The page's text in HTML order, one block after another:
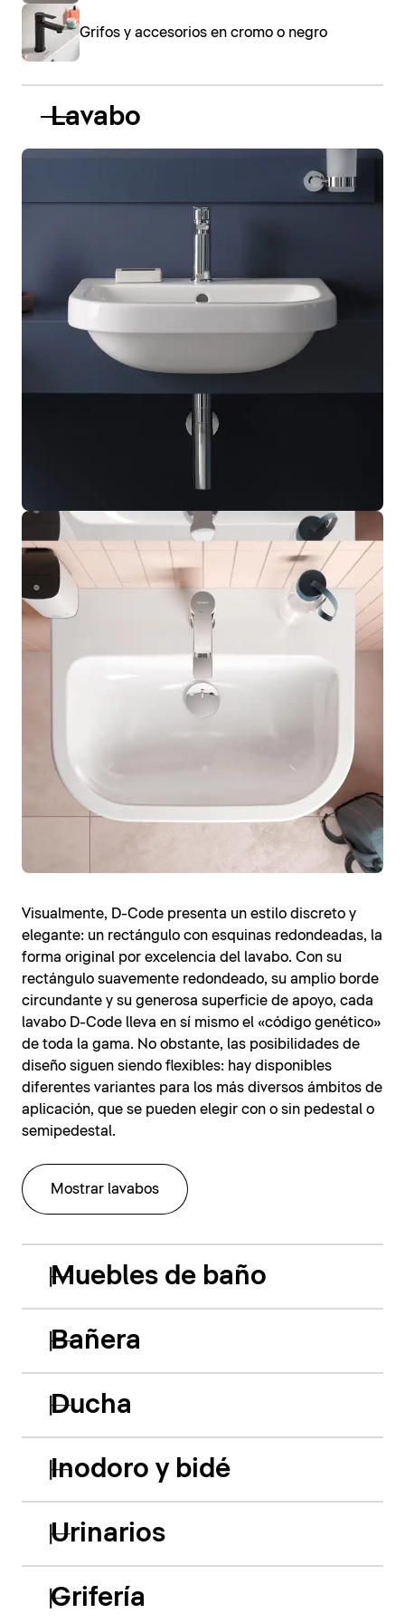
Grifos y accesorios en cromo o negro
Lavabo
Visualmente, D-Code presenta un estilo discreto y
elegante: un rectángulo con esquinas redondeadas, la
forma original por excelencia del lavabo. Con su
rectángulo suavemente redondeado, su amplio borde
circundante y su generosa superficie de apoyo, cada
lavabo D-Code lleva en sí mismo el «código genético»
de toda la gama. No obstante, las posibilidades de
diseño siguen siendo flexibles: hay disponibles
diferentes variantes para los más diversos ámbitos de
aplicación, que se pueden elegir con o sin pedestal o
semipedestal.
Mostrar lavabos
Muebles de baño
Bañera
Ducha
Inodoro y bidé
Urinarios
Grifería